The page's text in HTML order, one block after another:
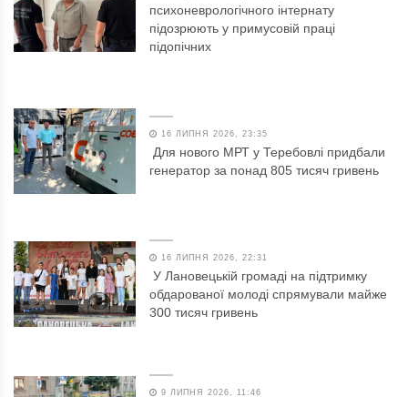
психоневрологічного інтернату
підозрюють у примусовій праці
підопічних
16 ЛИПНЯ 2026, 23:35
Для нового МРТ у Теребовлі придбали
генератор за понад 805 тисяч гривень
16 ЛИПНЯ 2026, 22:31
У Лановецькій громаді на підтримку
обдарованої молоді спрямували майже
300 тисяч гривень
9 ЛИПНЯ 2026, 11:46